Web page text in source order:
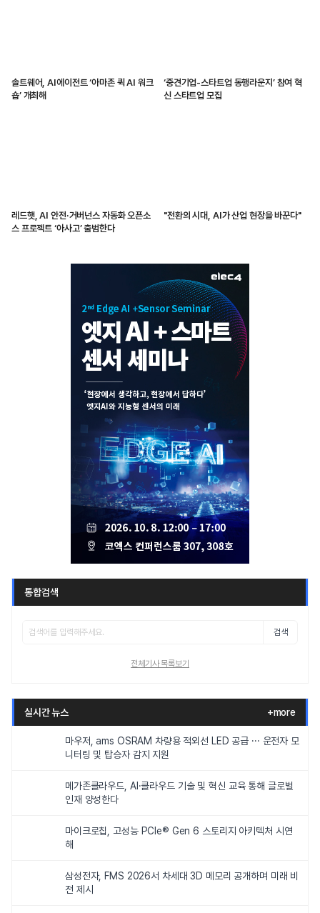
솔트웨어, AI에이전트 ‘아마존 퀵 AI 워크
숍’ 개최해
‘중견기업-스타트업 동행라운지’ 참여 혁
신 스타트업 모집
레드햇, AI 안전·거버넌스 자동화 오픈소
스 프로젝트 ‘아사고’ 출범한다
"전환의 시대, AI가 산업 현장을 바꾼다"
통합검색
검색
전체기사 목록보기
실시간 뉴스 +more
마우저, ams OSRAM 차량용 적외선 LED 공급 ··· 운전자 모
니터링 및 탑승자 감지 지원
메가존클라우드, AI·클라우드 기술 및 혁신 교육 통해 글로벌
인재 양성한다
마이크로칩, 고성능 PCIe® Gen 6 스토리지 아키텍처 시연
해
삼성전자, FMS 2026서 차세대 3D 메모리 공개하며 미래 비
전 제시